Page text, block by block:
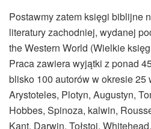
Postawmy zatem księgi biblijne
literatury zachodniej, wydanej
the Western World (Wielkie
Praca zawiera wyjątki z ponad
blisko 100 autorów w okresie 25
Arystoteles, Plotyn, Augustyn,
Hobbes, Spinoza, kalwin,
Kant, Darwin, Tołstoj,